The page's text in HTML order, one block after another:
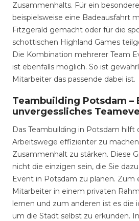
Zusammenhalts. Für ein
beispielsweise eine Badeausfahrt
Fitzgerald gemacht oder für die
schottischen Highland Games
Die Kombination mehrerer Team
ist ebenfalls möglich. So ist
Mitarbeiter das passende dabei ist.
Teambuilding Potsdam –
unvergessliches
Das Teambuilding in Potsdam hilft
Arbeitswege effizienter zu
Zusammenhalt zu stärken. Diese
nicht die einzigen sein, die Sie
Event in Potsdam zu planen. Zum
Mitarbeiter in einem privaten
lernen und zum anderen ist es die
um die Stadt selbst zu erkunden.